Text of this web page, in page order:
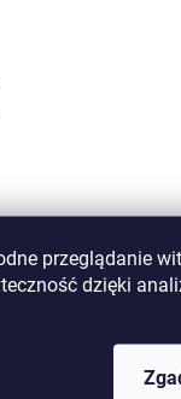
przeglądanie
dzięki